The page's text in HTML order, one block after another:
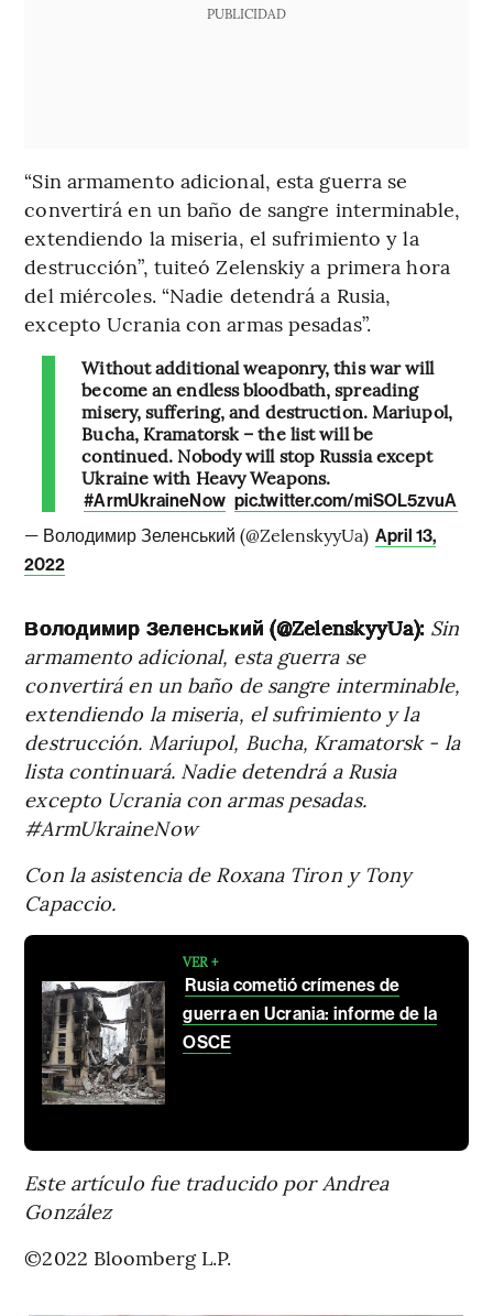
PUBLICIDAD
“Sin armamento adicional, esta guerra se
convertirá en un baño de sangre interminable,
extendiendo la miseria, el sufrimiento y la
destrucción”, tuiteó Zelenskiy a primera hora
del miércoles. “Nadie detendrá a Rusia,
excepto Ucrania con armas pesadas”.
Without additional weaponry, this war will
become an endless bloodbath, spreading
misery, suffering, and destruction. Mariupol,
Bucha, Kramatorsk – the list will be
continued. Nobody will stop Russia except
Ukraine with Heavy Weapons.
#ArmUkraineNow pic.twitter.com/miSOL5zvuA
— Володимир Зеленський (@ZelenskyyUa) April 13,
2022
Володимир Зеленський (@ZelenskyyUa): Sin
armamento adicional, esta guerra se
convertirá en un baño de sangre interminable,
extendiendo la miseria, el sufrimiento y la
destrucción. Mariupol, Bucha, Kramatorsk - la
lista continuará. Nadie detendrá a Rusia
excepto Ucrania con armas pesadas.
#ArmUkraineNow
Con la asistencia de Roxana Tiron y Tony
Capaccio.
VER +
Rusia cometió crímenes de
guerra en Ucrania: informe de la
OSCE
Este artículo fue traducido por Andrea
González
©2022 Bloomberg L.P.